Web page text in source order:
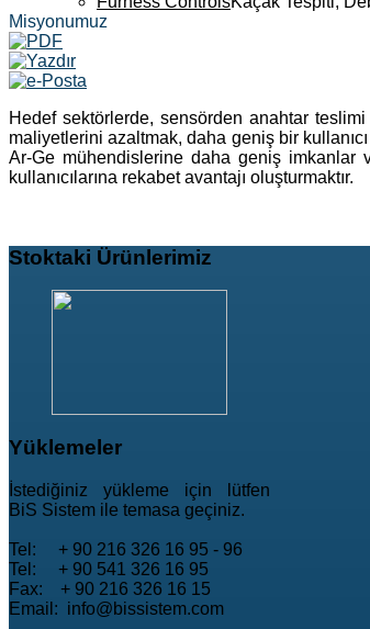
Misyonumuz
Hedef sektörlerde, sensörden anahtar
maliyetlerini azaltmak, daha geniş bir
Ar-Ge mühendislerine daha geniş imkanlar
kullanıcılarına rekabet avantajı oluşturmaktır.
Stoktaki Ürünlerimiz
Yüklemeler
İstediğiniz yükleme için lütfen
BiS Sistem ile temasa geçiniz.
Tel: + 90 216 326 16 95 - 96
Tel: + 90 541 326 16 95
Fax: + 90 216 326 16 15
Email: info@bissistem.com